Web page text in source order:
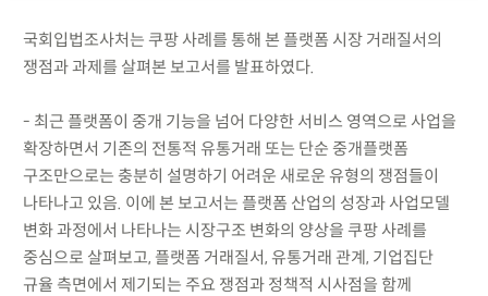
국회입법조사처는 쿠팡 사례를 통해 본 플랫폼 시장 거래질서의
쟁점과 과제를 살펴본 보고서를 발표하였다.
- 최근 플랫폼이 중개 기능을 넘어 다양한 서비스 영역으로 사업을
확장하면서 기존의 전통적 유통거래 또는 단순 중개플랫폼
구조만으로는 충분히 설명하기 어려운 새로운 유형의 쟁점들이
나타나고 있음. 이에 본 보고서는 플랫폼 산업의 성장과 사업모델
변화 과정에서 나타나는 시장구조 변화의 양상을 쿠팡 사례를
중심으로 살펴보고, 플랫폼 거래질서, 유통거래 관계, 기업집단
규율 측면에서 제기되는 주요 쟁점과 정책적 시사점을 함께